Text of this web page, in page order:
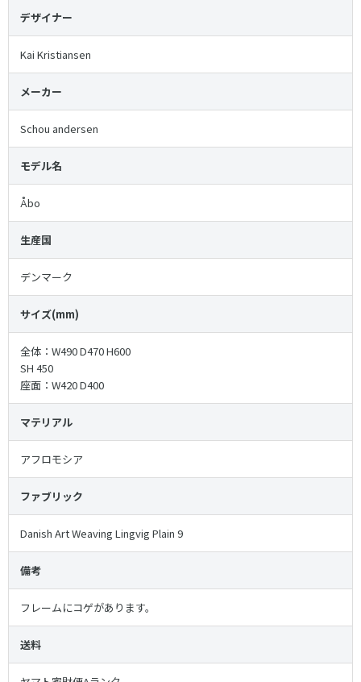
デザイナー
Kai Kristiansen
メーカー
Schou andersen
モデル名
Åbo
生産国
デンマーク
サイズ(mm)
全体：W490 D470 H600
SH 450
座面：W420 D400
マテリアル
アフロモシア
ファブリック
Danish Art Weaving Lingvig Plain 9
備考
フレームにコゲがあります。
送料